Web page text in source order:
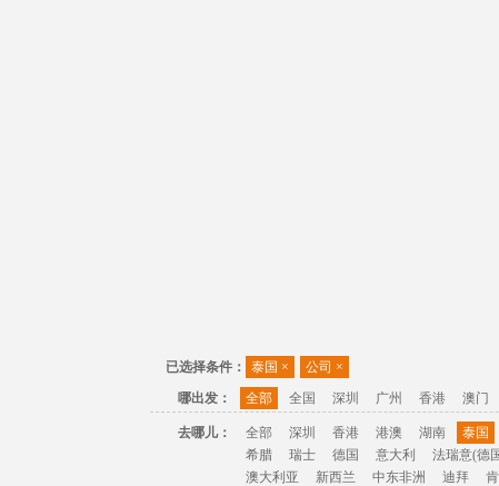
已选择条件： 泰国 × 公司 ×
哪出发：
全部 全国 深圳 广州 香港 澳门
去哪儿： 全部 深圳 香港 港澳 湖南 泰国
希腊
瑞士 德国 意大利 法瑞意(德
澳大利亚
新西兰 中东非洲 迪拜